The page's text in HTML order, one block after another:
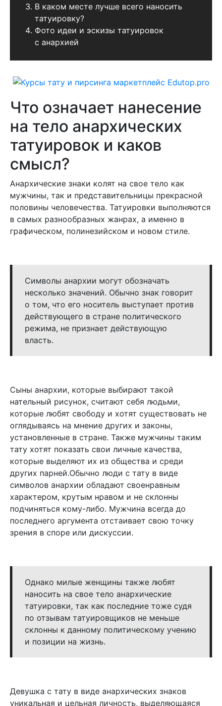
В каком месте лучше всего наносить
татуировку?
Фото идеи и эскизы татуировок
с анархией
Что означает нанесение
на тело анархических
татуировок и каков
смысл?
Анархические знаки колят на свое тело как
мужчины, так и представительницы прекрасной
половины человечества. Татуировки выполняются
в самых разнообразных жанрах, а именно в
графическом, полинезийском и новом стиле.
Символы анархии могут обозначать
несколько значений. Обычно знак говорит
о том, что его носитель выступает против
действующего в стране политического
режима, не признает действующую
власть.
Сыны анархии, которые выбирают такой
нательный рисунок, считают себя людьми,
которые любят свободу и хотят существовать не
оглядываясь на мнение других и законы,
установленные в стране. Также мужчины таким
тату хотят показать свои личные качества,
которые выделяют их из общества и среди
других парней.Обычно люди с тату в виде
символов анархии обладают своенравным
характером, крутым нравом и не склонны
подчиняться кому-либо. Мужчина всегда до
последнего аргумента отстаивает свою точку
зрения в споре или дискуссии.
Однако милые женщины также любят
наносить на свое тело анархические
татуировки, так как последние тоже судя
по отзывам татуировщиков не меньше
склонны к данному политическому учению
и позиции на жизнь.
Девушка с тату в виде анархических знаков
уникальная и цельная личность, выделяющаяся